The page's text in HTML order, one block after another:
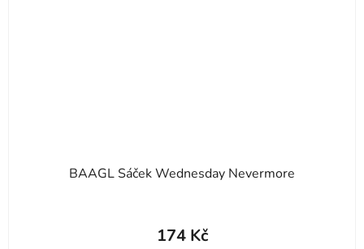
BAAGL Sáček Wednesday Nevermore
174 Kč